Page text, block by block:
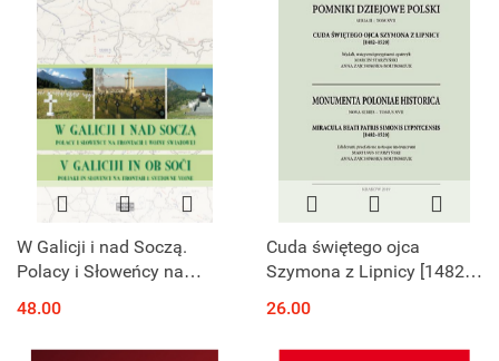
W Galicji i nad Soczą.
Polacy i Słoweńcy na
V Galiciji in ob. Soči.
Polijaki in Slovenci na...
48.00
Cuda świętego ojca
Szymona z Lipnicy [1482–
patris Simonis Lypnycensis
[1482–1520]
26.00